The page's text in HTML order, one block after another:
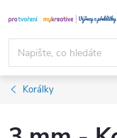
na
obsah
Korálky